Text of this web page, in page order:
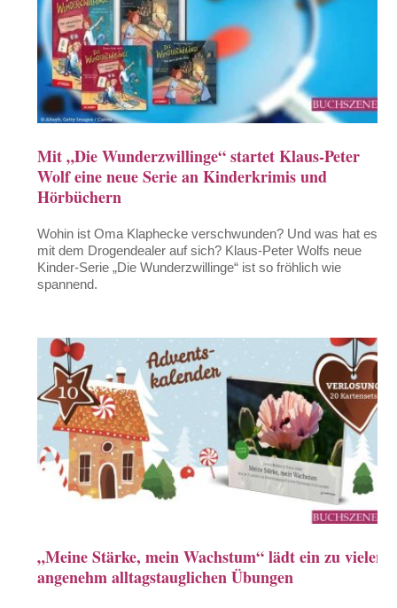
Mit „Die Wunderzwillinge“ startet Klaus-Peter
Wolf eine neue Serie an Kinderkrimis und
Hörbüchern
Wohin ist Oma Klaphecke verschwunden? Und was hat es
mit dem Drogendealer auf sich? Klaus-Peter Wolfs neue
Kinder-Serie „Die Wunderzwillinge“ ist so fröhlich wie
spannend.
„Meine Stärke, mein Wachstum“ lädt ein zu vielen,
angenehm alltagstauglichen Übungen